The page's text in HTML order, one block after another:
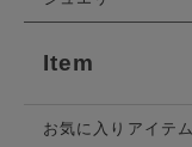
Item
お気に入りアイテム